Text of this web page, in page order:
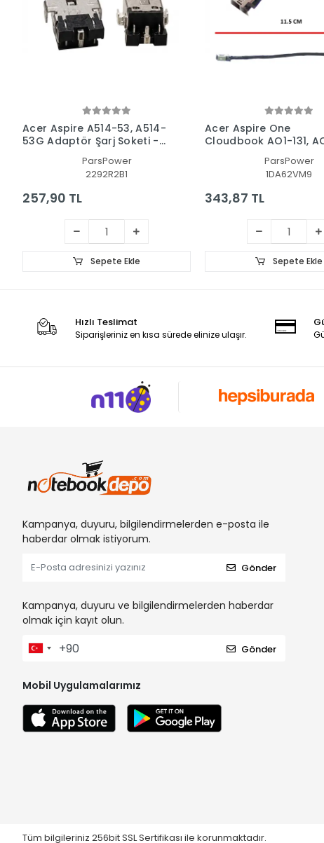
Acer Aspire A514-53, A514-
53G Adaptör Şarj Soketi -
ParsPower
2292R2B1
257,90 TL
Sepete Ekle
Acer Aspire One
Cloudbook AO1-131,
Dc Power JackParsPower
1DA62VM9
343,87 TL
Sepete Ekle
Hızlı Teslimat
Siparişleriniz en kısa sürede elinize ulaşır.
Kampanya, duyuru, bilgilendirmelerden e-posta ile
haberdar olmak istiyorum.
Gönder
Kampanya, duyuru ve bilgilendirmelerden haberdar
olmak için kayıt olun.
Gönder
Mobil Uygulamalarımız
Tüm bilgileriniz 256bit SSL Sertifikası ile korunmaktadır.